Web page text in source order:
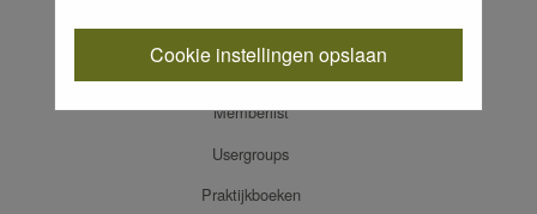
Cookie instellingen opslaan
FAQ
Memberlist
Usergroups
Praktijkboeken